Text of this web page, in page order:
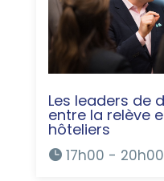
Les leaders de
entre la relève
hôteliers
17h00 - 20h00